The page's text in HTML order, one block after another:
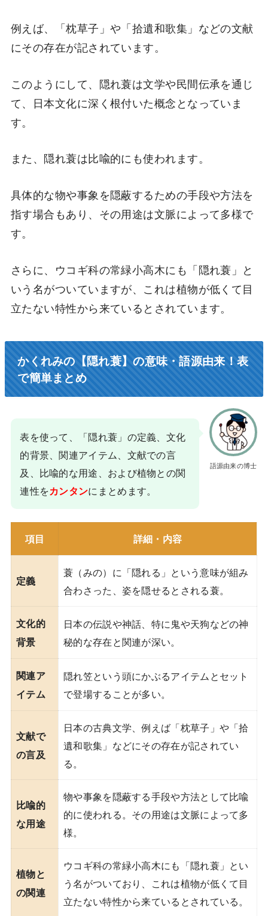
例えば、「枕草子」や「拾遺和歌集」などの文献
にその存在が記されています。
このようにして、隠れ蓑は文学や民間伝承を通じ
て、日本文化に深く根付いた概念となっていま
す。
また、隠れ蓑は比喩的にも使われます。
具体的な物や事象を隠蔽するための手段や方法を
指す場合もあり、その用途は文脈によって多様で
す。
さらに、ウコギ科の常緑小高木にも「隠れ蓑」と
いう名がついていますが、これは植物が低くて目
立たない特性から来ているとされています。
かくれみの【隠れ蓑】の意味・語源由来！表
で簡単まとめ
語源由来の博士
表を使って、「隠れ蓑」の定義、文化
的背景、関連アイテム、文献での言
及、比喩的な用途、および植物との関
連性をカンタンにまとめます。
項目 詳細・内容
定義
蓑（みの）に「隠れる」という意味が組み
合わさった、姿を隠せるとされる蓑。
文化的
背景
日本の伝説や神話、特に鬼や天狗などの神
秘的な存在と関連が深い。
関連ア
イテム
隠れ笠という頭にかぶるアイテムとセット
で登場することが多い。
文献で
の言及
日本の古典文学、例えば「枕草子」や「拾
遺和歌集」などにその存在が記されてい
る。
比喩的
な用途
物や事象を隠蔽する手段や方法として比喩
的に使われる。その用途は文脈によって多
様。
植物と
の関連
ウコギ科の常緑小高木にも「隠れ蓑」とい
う名がついており、これは植物が低くて目
立たない特性から来ているとされている。